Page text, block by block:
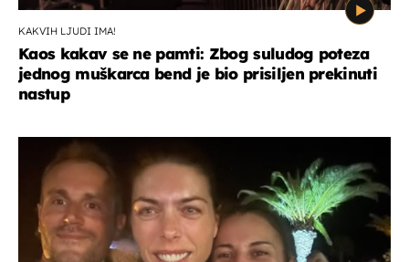
KAKVIH LJUDI IMA!
Kaos kakav se ne pamti: Zbog suludog poteza
jednog muškarca bend je bio prisiljen prekinuti
nastup